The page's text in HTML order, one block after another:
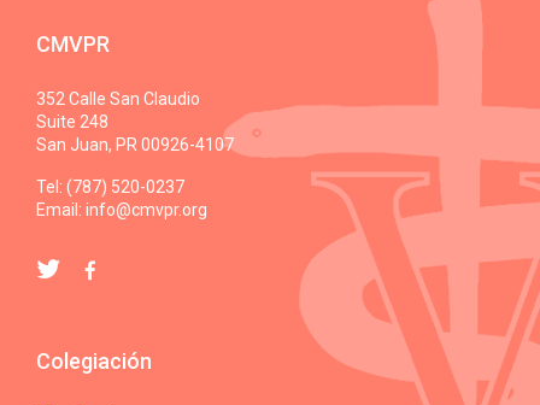
CMVPR
352 Calle San Claudio
Suite 248
San Juan, PR 00926-4107
Tel: (787) 520-0237
Email: info@cmvpr.org
Colegiación